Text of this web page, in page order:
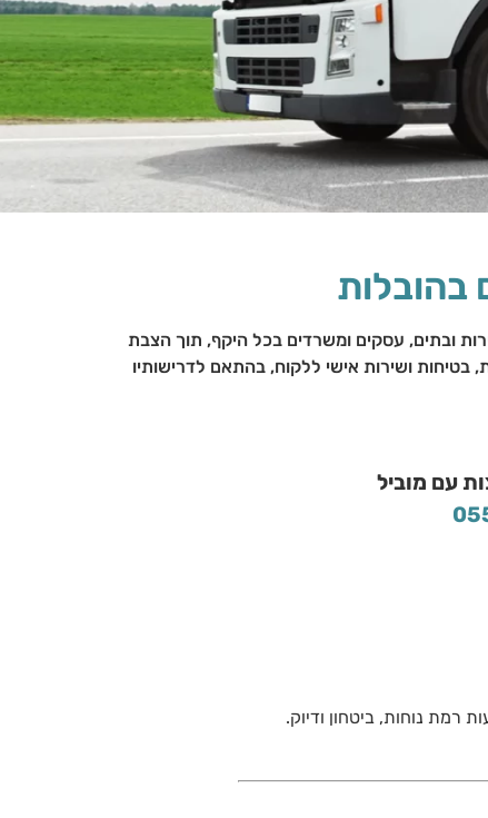
בהובלות
ובתים, עסקים ומשרדים בכל היקף, תוך הצבת
בטיחות ושירות אישי ללקוח, בהתאם לדרישותיו
עם מוביל
רמת נוחות, ביטחון ודיוק.